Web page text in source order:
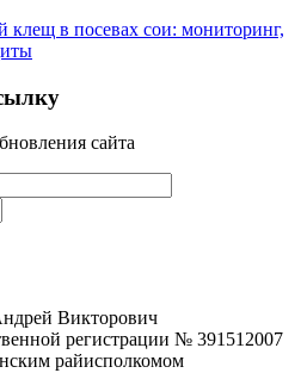
в посевах сои: мониторинг,
сайта
Викторович
регистрации № 391512007
райисполкомом